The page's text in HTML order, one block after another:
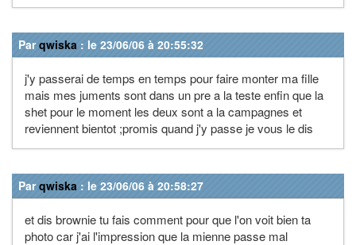
Parqwiska : le 23/06/06 à 20:55:32
j'y passerai de temps en temps pour faire monter ma fille
mais mes juments sont dans un pre a la teste enfin que la
shet pour le moment les deux sont a la campagnes et
reviennent bientot ;promis quand j'y passe je vous le dis
Parqwiska : le 23/06/06 à 20:58:27
et dis brownie tu fais comment pour que l'on voit bien ta
photo car j'ai l'impression que la mienne passe mal